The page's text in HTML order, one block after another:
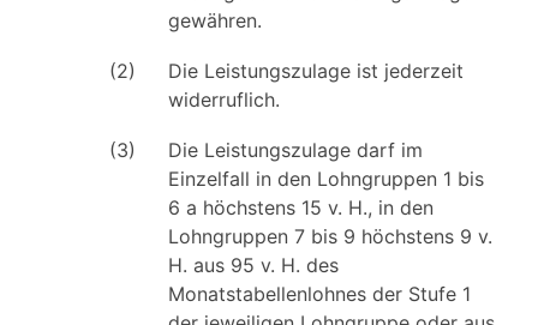
gewähren.
(2)
Die Leistungszulage ist jederzeit
widerruflich.
(3)
Die Leistungszulage darf im
Einzelfall in den Lohngruppen 1 bis
6 a höchstens 15 v. H., in den
Lohngruppen 7 bis 9 höchstens 9 v.
H. aus 95 v. H. des
Monatstabellenlohnes der Stufe 1